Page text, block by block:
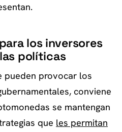
los inversores
políticas
pueden provocar los
conviene
se mantengan
que les permitan